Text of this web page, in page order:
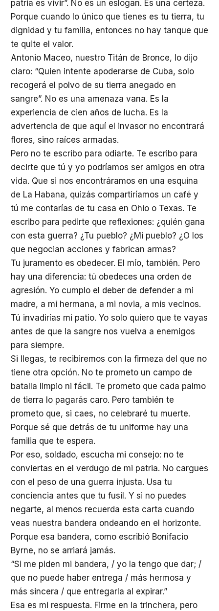
patria es vivir”. No es un eslogan. Es una certeza.
Porque cuando lo único que tienes es tu tierra, tu
dignidad y tu familia, entonces no hay tanque que
te quite el valor.
Antonio Maceo, nuestro Titán de Bronce, lo dijo
claro: “Quien intente apoderarse de Cuba, solo
recogerá el polvo de su tierra anegado en
sangre”. No es una amenaza vana. Es la
experiencia de cien años de lucha. Es la
advertencia de que aquí el invasor no encontrará
flores, sino raíces armadas.
Pero no te escribo para odiarte. Te escribo para
decirte que tú y yo podríamos ser amigos en otra
vida. Que si nos encontráramos en una esquina
de La Habana, quizás compartiríamos un café y
tú me contarías de tu casa en Ohio o Texas. Te
escribo para pedirte que reflexiones: ¿quién gana
con esta guerra? ¿Tu pueblo? ¿Mi pueblo? ¿O los
que negocian acciones y fabrican armas?
Tu juramento es obedecer. El mío, también. Pero
hay una diferencia: tú obedeces una orden de
agresión. Yo cumplo el deber de defender a mi
madre, a mi hermana, a mi novia, a mis vecinos.
Tú invadirías mi patio. Yo solo quiero que te vayas
antes de que la sangre nos vuelva a enemigos
para siempre.
Si llegas, te recibiremos con la firmeza del que no
tiene otra opción. No te prometo un campo de
batalla limpio ni fácil. Te prometo que cada palmo
de tierra lo pagarás caro. Pero también te
prometo que, si caes, no celebraré tu muerte.
Porque sé que detrás de tu uniforme hay una
familia que te espera.
Por eso, soldado, escucha mi consejo: no te
conviertas en el verdugo de mi patria. No cargues
con el peso de una guerra injusta. Usa tu
conciencia antes que tu fusil. Y si no puedes
negarte, al menos recuerda esta carta cuando
veas nuestra bandera ondeando en el horizonte.
Porque esa bandera, como escribió Bonifacio
Byrne, no se arriará jamás.
“Si me piden mi bandera, / yo la tengo que dar; /
que no puede haber entrega / más hermosa y
más sincera / que entregarla al expirar.”
Esa es mi respuesta. Firme en la trinchera, pero